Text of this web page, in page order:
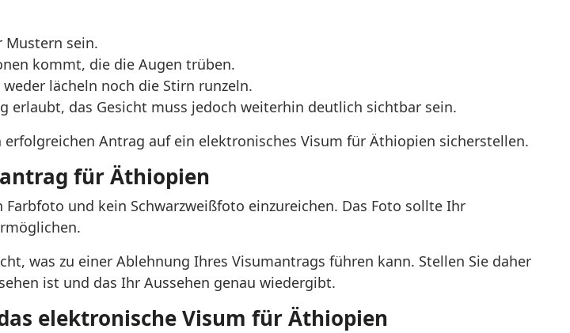
Mustern sein.
kommt, die die Augen trüben.
lächeln noch die Stirn runzeln.
das Gesicht muss jedoch weiterhin deutlich sichtbar sein.
Antrag auf ein elektronisches Visum für Äthiopien sicherstellen.
für Äthiopien
und kein Schwarzweißfoto einzureichen. Das Foto sollte Ihr
was zu einer Ablehnung Ihres Visumantrags führen kann. Stellen Sie daher
ist und das Ihr Aussehen genau wiedergibt.
elektronische Visum für Äthiopien